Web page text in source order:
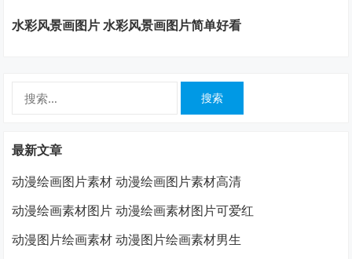
水彩风景画图片 水彩风景画图片简单好看
最新文章
动漫绘画图片素材 动漫绘画图片素材高清
动漫绘画素材图片 动漫绘画素材图片可爱红
动漫图片绘画素材 动漫图片绘画素材男生